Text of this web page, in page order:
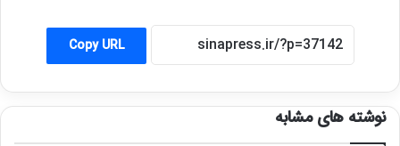
Copy URL
نوشته های مشابه